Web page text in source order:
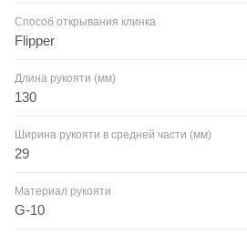
Способ открывания клинка
Flipper
Длина рукояти (мм)
130
Ширина рукояти в средней части (мм)
29
Материал рукояти
G-10